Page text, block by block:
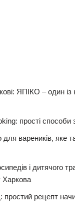
ЯПІКО – один
прості способи
для вареників, яке
і дитячого
Харкова
рецепт